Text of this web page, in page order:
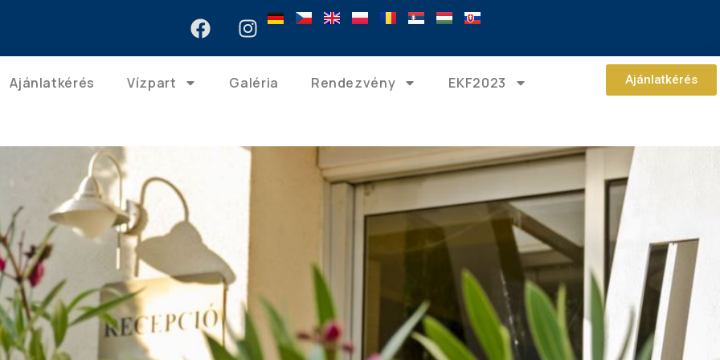
Ajánlatkérés Vízpart Galéria Rendezvény EKF2023 Ajánlatkérés